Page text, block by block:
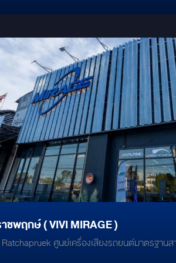
ชพฤกษ์ ( VIVI MIRAGE )
ศูนย์เครื่องเสียงรถยนต์มาตรฐาน